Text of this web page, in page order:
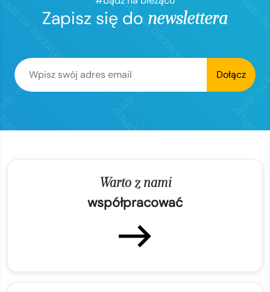
Zapisz się do newslettera
Dołącz
Warto z nami
współpracować